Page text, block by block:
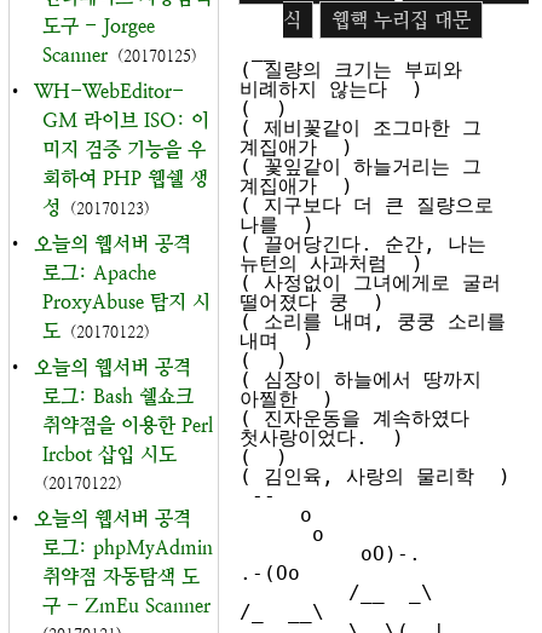
도구 - Jorgee
Scanner (20170125)
•
WH-WebEditor-
GM 라이브 ISO: 이
미지 검증 기능을 우
회하여 PHP 웹쉘 생
성
(20170123)
•
오늘의 웹서버 공격
로그: Apache
ProxyAbuse 탐지 시
도 (20170122)
•
오늘의 웹서버 공격
로그: Bash 쉘쇼크
취약점을 이용한 Perl
Ircbot 삽입 시도
(20170122)
•
오늘의 웹서버 공격
로그: phpMyAdmin
취약점 자동탐색 도
구 - ZmEu Scanner
식
웹핵 누리집 대문
( 질량의 크기는 부피와
비례하지 않는다  )
(  )
( 제비꽃같이 조그마한 그
계집애가  )
( 꽃잎같이 하늘거리는 그
계집애가  )
( 지구보다 더 큰 질량으로
나를  )
( 끌어당긴다. 순간, 나는
뉴턴의 사과처럼  )
( 사정없이 그녀에게로 굴러
떨어졌다 쿵  )
( 소리를 내며, 쿵쿵 소리를
내며  )
(  )
( 심장이 하늘에서 땅까지
아찔한  )
( 진자운동을 계속하였다
첫사랑이었다.  )
(  )
( 김인육, 사랑의 물리학  )
.-(Oo
/_  __\